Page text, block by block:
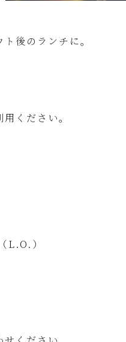
後のランチに。
ください。
L.O.）